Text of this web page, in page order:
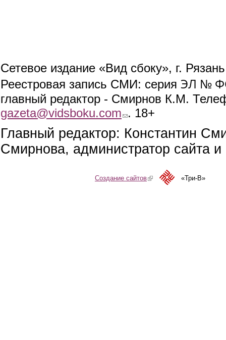
Сетевое издание «Вид сбоку», г.
Реестровая запись СМИ: серия ЭЛ №
главный редактор - Смирнов К.М.
gazeta@vidsboku.com (link sends e-mail)
. 18+
Главный редактор: Константин
Смирнова, администратор сайта
Создание сайтов(link is external)«Три-В»